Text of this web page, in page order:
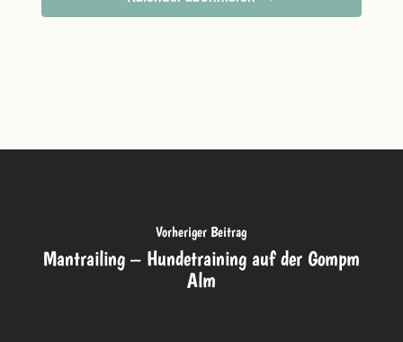
Vorheriger Beitrag
Mantrailing – Hundetraining auf der Gompm
Alm